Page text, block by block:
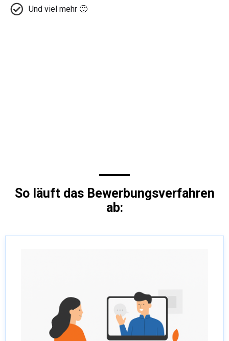
Und viel mehr 🙂
So läuft das Bewerbungsverfahren
ab: